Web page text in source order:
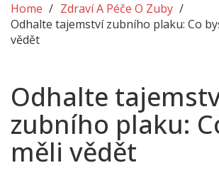
Home
Zdraví A Péče O Zuby
Odhalte tajemství zubního plaku: Co
vědět
Odhalte
zubního plaku:
měli vědět